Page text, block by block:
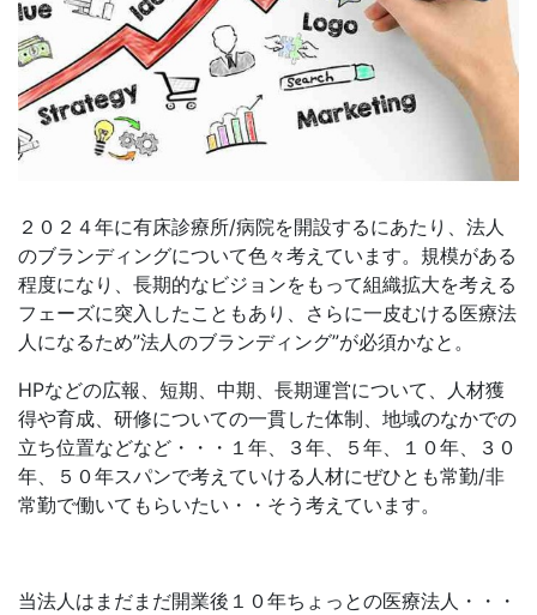
２０２４年に有床診療所/病院を開設するにあたり、法人
のブランディングについて色々考えています。規模がある
程度になり、長期的なビジョンをもって組織拡大を考える
フェーズに突入したこともあり、さらに一皮むける医療法
人になるため”法人のブランディング”が必須かなと。
HPなどの広報、短期、中期、長期運営について、人材獲
得や育成、研修についての一貫した体制、地域のなかでの
立ち位置などなど・・・１年、３年、５年、１０年、３０
年、５０年スパンで考えていける人材にぜひとも常勤/非
常勤で働いてもらいたい・・そう考えています。
当法人はまだまだ開業後１０年ちょっとの医療法人・・・